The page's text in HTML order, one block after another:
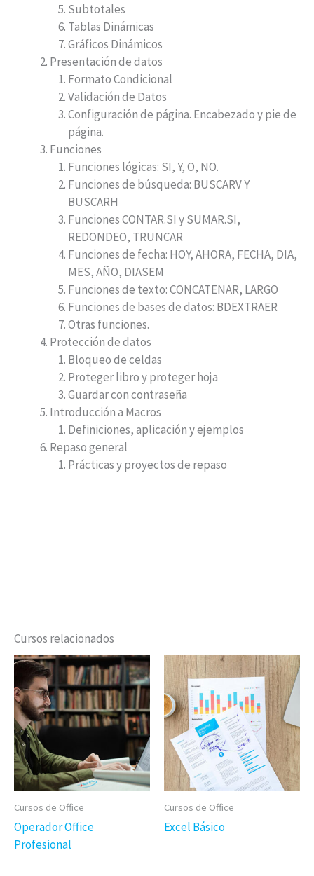
Subtotales
Tablas Dinámicas
Gráficos Dinámicos
Presentación de datos
Formato Condicional
Validación de Datos
Configuración de página. Encabezado y pie de
página.
Funciones
Funciones lógicas: SI, Y, O, NO.
Funciones de búsqueda: BUSCARV Y
BUSCARH
Funciones CONTAR.SI y SUMAR.SI,
REDONDEO, TRUNCAR
Funciones de fecha: HOY, AHORA, FECHA, DIA,
MES, AÑO, DIASEM
Funciones de texto: CONCATENAR, LARGO
Funciones de bases de datos: BDEXTRAER
Otras funciones.
Protección de datos
Bloqueo de celdas
Proteger libro y proteger hoja
Guardar con contraseña
Introducción a Macros
Definiciones, aplicación y ejemplos
Repaso general
Prácticas y proyectos de repaso
Cursos relacionados
Cursos de Office
Operador Office
Profesional
Cursos de Office
Excel Básico